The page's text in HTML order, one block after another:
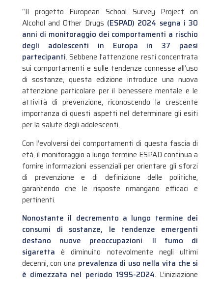
“Il progetto European School Survey Project on
Alcohol and Other Drugs (ESPAD) 2024 segna i 30
anni di monitoraggio dei comportamenti a rischio
degli adolescenti in Europa in 37 paesi
partecipanti. Sebbene l’attenzione resti concentrata
sui comportamenti e sulle tendenze connesse all’uso
di sostanze, questa edizione introduce una nuova
attenzione particolare per il benessere mentale e le
attività di prevenzione, riconoscendo la crescente
importanza di questi aspetti nel determinare gli esiti
per la salute degli adolescenti.
Con l’evolversi dei comportamenti di questa fascia di
età, il monitoraggio a lungo termine ESPAD continua a
fornire informazioni essenziali per orientare gli sforzi
di prevenzione e di definizione delle politiche,
garantendo che le risposte rimangano efficaci e
pertinenti.
Nonostante il decremento a lungo termine dei
consumi di sostanze, le tendenze emergenti
destano nuove preoccupazioni. Il fumo di
sigaretta è diminuito notevolmente negli ultimi
decenni, con una prevalenza di uso nella vita che si
è dimezzata nel periodo 1995-2024. L’iniziazione